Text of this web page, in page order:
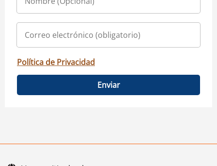
Política de Privacidad
Enviar